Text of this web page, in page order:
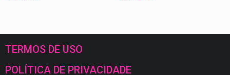
TERMOS DE USO
POLÍTICA DE PRIVACIDADE